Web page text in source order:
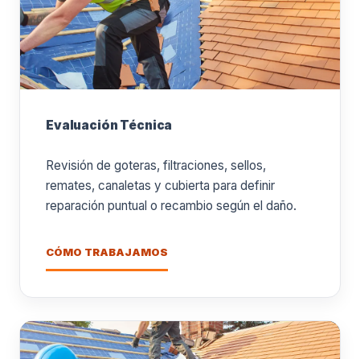
Evaluación Técnica
Revisión de goteras, filtraciones, sellos,
remates, canaletas y cubierta para definir
reparación puntual o recambio según el daño.
CÓMO TRABAJAMOS